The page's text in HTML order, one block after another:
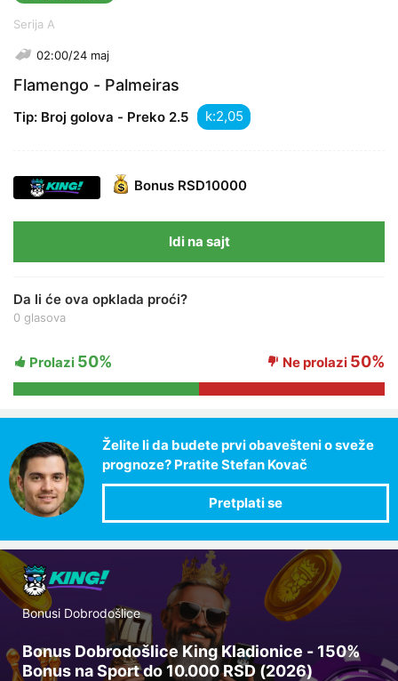
Serija A
02:00/24 maj
Flamengo - Palmeiras
Tip: Broj golova - Preko 2.5 k:
Bonus RSD10000
Idi na sajt
Da li će ova opklada proći?
0 glasova
Prolazi 50% Ne prolazi 50%
Želite li da budete prvi obavešteni o sveže
prognoze? Pratite Stefan Kovač
Bonusi Dobrodošlice
Bonus Dobrodošlice King Kladionice - 150%
Bonus na Sport do 10.000 RSD (2026)